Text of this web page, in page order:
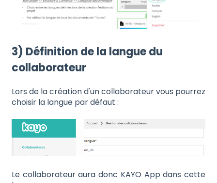
3) Définition de la langue du
collaborateur
Lors de la création d'un collaborateur vous pourrez
choisir la langue par défaut :
Le collaborateur aura donc KAYO App dans cette